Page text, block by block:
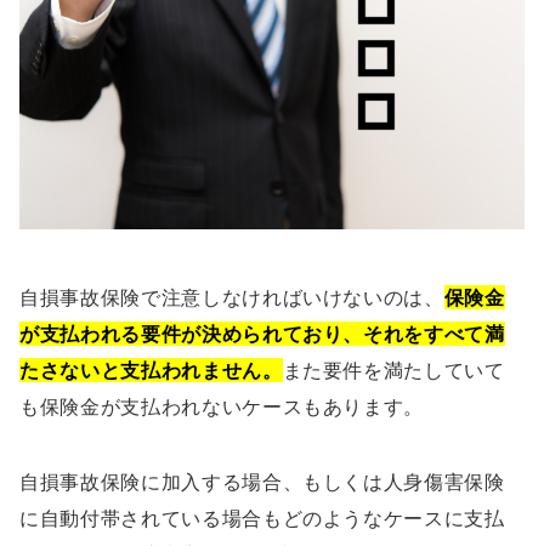
自損事故保険で注意しなければいけないのは、 保険金
が支払われる要件が決められており、それをすべて満
たさないと支払われません。
また要件を満たしていて
も保険金が支払われないケースもあります。
自損事故保険に加入する場合、もしくは人身傷害保険
に自動付帯されている場合もどのようなケースに支払